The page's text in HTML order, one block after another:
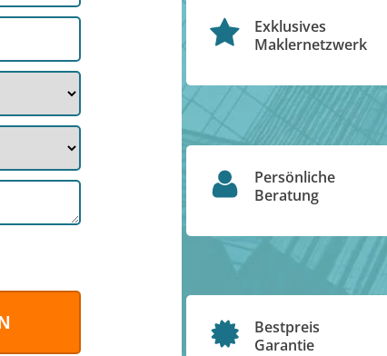
Exklusives
Maklernetzwerk
Persönliche
Beratung
Bestpreis
Garantie